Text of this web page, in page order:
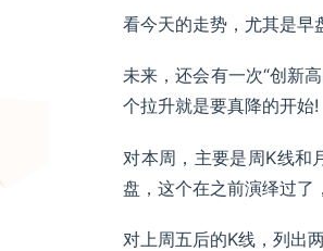
看今天的走势，尤其是早
未来，还会有一次“创新
个拉升就是要真降的开始!
对本周，主要是周K线和
盘，这个在之前演绎过了
对上周五后的K线，列出